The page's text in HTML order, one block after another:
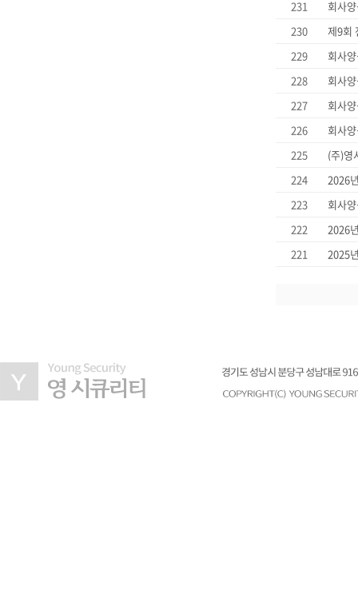
231
회사
230
제9회
229
회사
228
회사
227
회사
226
회사
225
(주)영
224
2026
223
회사
222
2026
221
2025